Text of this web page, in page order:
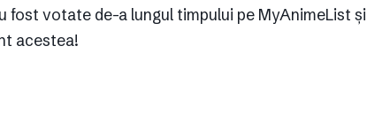
votate de-a lungul timpului pe MyAnimeList și
acestea!